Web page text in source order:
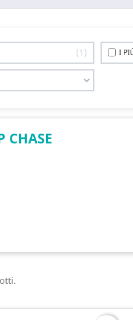
1 I
CHASE